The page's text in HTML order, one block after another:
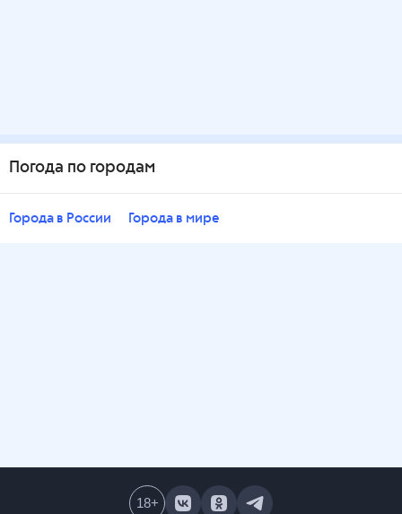
Погода по городам
Города в России Города в мире
18+